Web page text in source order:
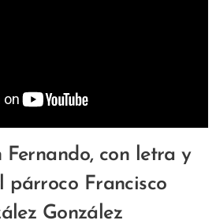
Fernando, con letra y
párroco Francisco
González